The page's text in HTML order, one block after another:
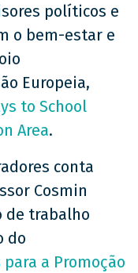
políticos e
o bem-estar e
Europeia,
to School
Area.
conta
Cosmin
de trabalho
do
a Promoção